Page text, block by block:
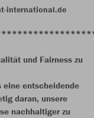
international.de
und Fairness zu
eine entscheidende
daran, unsere
nachhaltiger zu